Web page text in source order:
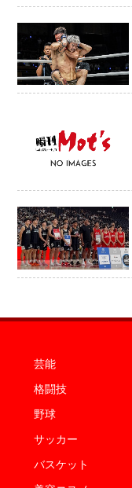
芸能
格闘技
野球
サッカー
バスケット